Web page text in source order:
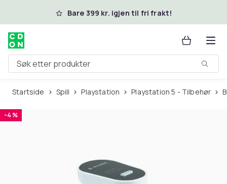
Hopp til hovedinnholdBare 399 kr. igjen til fri frakt!
Søk etter produkter
Startside Spill Playstation Playstation 5 - Tilbehør
-4 %